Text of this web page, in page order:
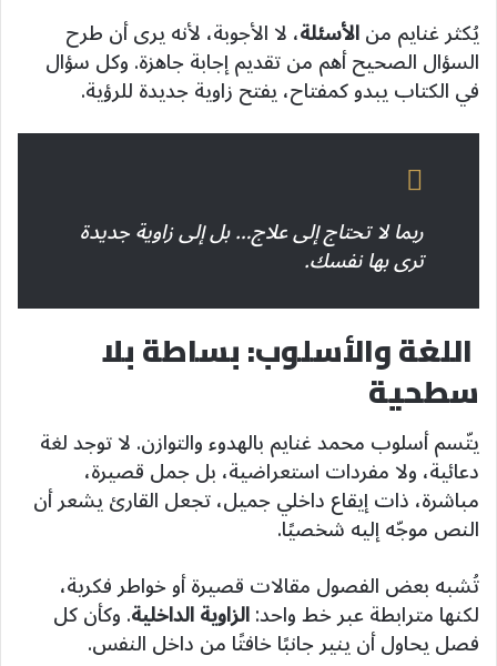
يُكثر غنايم منالأسئلة، لا الأجوبة، لأنه يرى أن طرح
السؤال الصحيح أهم من تقديم إجابة جاهزة. وكل سؤال
في الكتاب يبدو كمفتاح، يفتح زاوية جديدة للرؤية.
ربما لا تحتاج إلى علاج… بل إلى زاوية جديدة
ترى بها نفسك.
اللغة والأسلوب: بساطة بلا
سطحية
يتّسم أسلوب محمد غنايم بالهدوء والتوازن. لا توجد لغة
دعائية، ولا مفردات استعراضية، بل جمل قصيرة،
مباشرة، ذات إيقاع داخلي جميل، تجعل القارئ يشعر أن
النص موجّه إليه شخصيًا.
تُشبه بعض الفصول مقالات قصيرة أو خواطر فكرية،
لكنها مترابطة عبر خط واحد:الزاوية الداخلية. وكأن كل
فصل يحاول أن ينير جانبًا خافتًا من داخل النفس.